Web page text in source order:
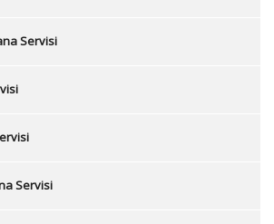
Servisi
Servisi